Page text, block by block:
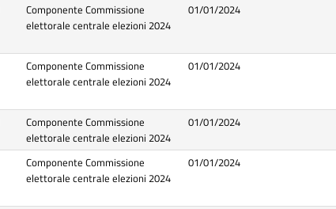
Componente Commissione
elettorale centrale elezioni 2024
01/01/2024
Componente Commissione
elettorale centrale elezioni 2024
01/01/2024
Componente Commissione
elettorale centrale elezioni 2024
01/01/2024
Componente Commissione
elettorale centrale elezioni 2024
01/01/2024